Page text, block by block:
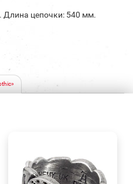
Длина цепочки: 540 мм.